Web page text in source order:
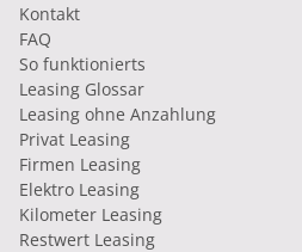
Kontakt
FAQ
So funktionierts
Leasing Glossar
Leasing ohne Anzahlung
Privat Leasing
Firmen Leasing
Elektro Leasing
Kilometer Leasing
Restwert Leasing